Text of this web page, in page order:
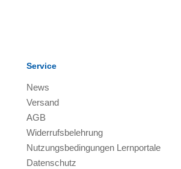
Service
News
Versand
AGB
Widerrufsbelehrung
Nutzungsbedingungen Lernportale
Datenschutz